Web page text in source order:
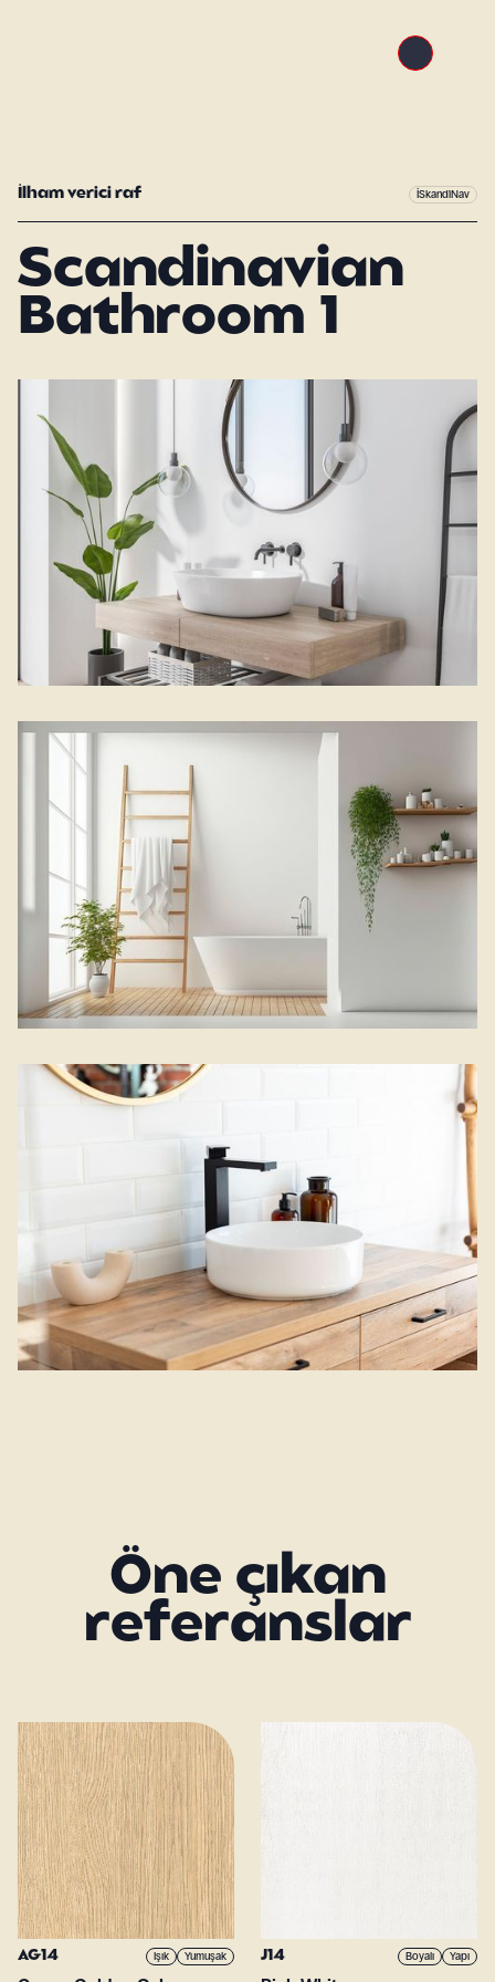
İlham verici raf İSkandi̇Nav
Scandinavian
Bathroom 1
Öne çıkan
referanslar
AG14 Işık Yumuşak J14 Boyalı Yapı